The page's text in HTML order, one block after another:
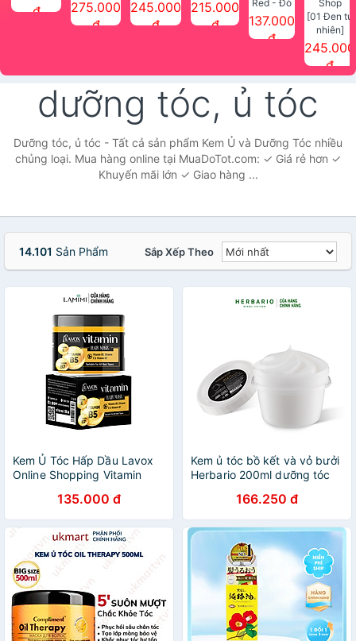
PEELING
đ
Nâu Sáng]
Phấn che
275.000
đ
Khói] Bột
kẻ chân
Face Shop
245.000
đ
Hồi Tóc
Essential
215.000
đ
Red - Đỏ
cam] Son
Face
Shop
137.000
đ
[01 Đen tự
nhiên]
Mascara
che phủ
nước lâu
trôi Quick
Waterproof
Mascara
The Face
245.000
đ
dưỡng tóc, ủ tóc
Dưỡng tóc, ủ tóc - Tất cả sản phẩm Kem Ủ và Dưỡng Tóc nhiều
chủng loại. Mua hàng online tại MuaDoTot.com: ✓ Giá rẻ hơn ✓
Khuyến mãi lớn ✓ Giao hàng ...
14.101 Sản Phẩm Sắp Xếp Theo
Kem Ủ Tóc Hấp Dầu Lavox
Online Shopping Vitamin
Dưỡng Tóc Lamimi Chính
Hãng
135.000 đ
Kem ủ tóc bồ kết và vỏ bưởi
Herbario 200ml dưỡng tóc
mượt thuần chay
166.250 đ